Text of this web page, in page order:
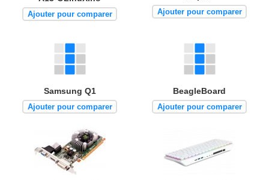
Ajouter pour comparer Ajouter pour comparer
Samsung Q1
Ajouter pour comparer
BeagleBoard
Ajouter pour comparer